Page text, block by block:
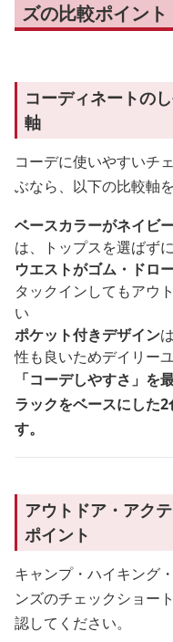
ズの比較ポイント
コーディネートの
軸
コーデに使いやすいチ
ぶなら、以下の比較軸
ベースカラーがネイビ
は、トップスを選ばず
ウエストがゴム・ドロ
タックインしてもアウ
い
ポケット付きデザイン
性も良いためデイリー
「コーデしやすさ」を
ラックをベースにした
す。
アウトドア・アク
ポイント
キャンプ・ハイキング
ンズのチェックショー
認してください。